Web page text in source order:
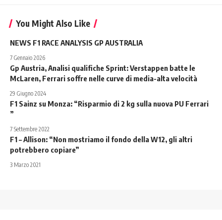
You Might Also Like
NEWS F1 RACE ANALYSIS GP AUSTRALIA
7 Gennaio 2026
Gp Austria, Analisi qualifiche Sprint: Verstappen batte le
McLaren, Ferrari soffre nelle curve di media-alta velocità
29 Giugno 2024
F1 Sainz su Monza: “Risparmio di 2 kg sulla nuova PU Ferrari
”
7 Settembre 2022
F1 – Allison: “Non mostriamo il fondo della W12, gli altri
potrebbero copiare”
3 Marzo 2021